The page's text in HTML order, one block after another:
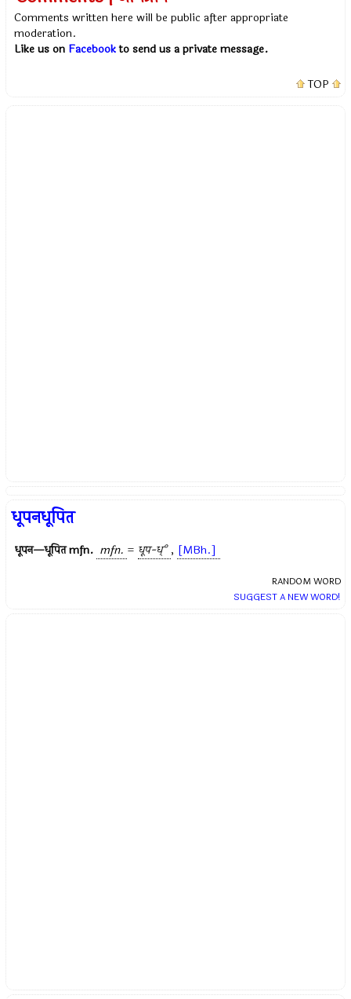
Comments written here will be public after appropriate
moderation.
Like us on Facebookto send us a private message.
TOP
धूपनधूपित
धूपन—धूपितmfn. mfn. = धूप-ध्° , [MBh.]
RANDOM WORD
SUGGEST A NEW WORD!